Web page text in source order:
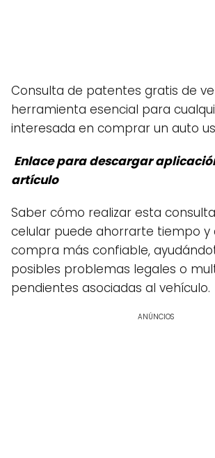
Consulta de patentes gratis de
herramienta esencial para
interesada en comprar un auto
Enlace para descargar
artículo
Saber cómo realizar esta
celular puede ahorrarte tiempo y
compra más confiable,
posibles problemas legales o
pendientes asociadas al vehículo.
ANÚNCIOS